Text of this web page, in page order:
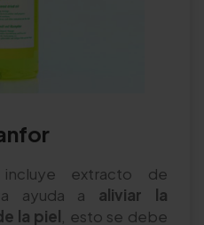
extracto de
ayuda a aliviar la
la piel , esto se debe